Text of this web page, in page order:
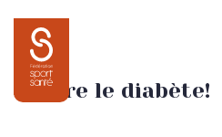
12 novembre
contre le diabète!